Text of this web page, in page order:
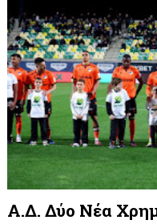
Α.Δ. Δύο Νέα